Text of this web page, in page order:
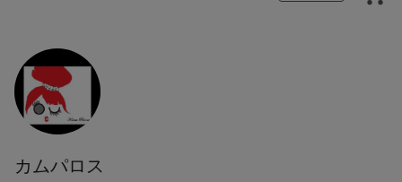
カムパロス